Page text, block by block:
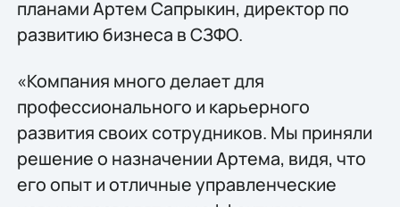
планами Артем Сапрыкин, директор по
развитию бизнеса в СЗФО.
«Компания много делает для
профессионального и карьерного
развития своих сотрудников. Мы приняли
решение о назначении Артема, видя, что
его опыт и отличные управленческие